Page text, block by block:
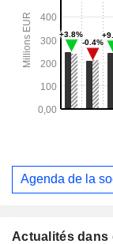
Actualités dans
Agenda de la